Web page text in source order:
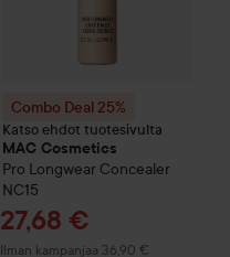
Combo Deal 25%
Katso ehdot tuotesivulta
MAC Cosmetics
Pro Longwear Concealer
NC15
Tarjoushinta
27,68 €
Ilman kampanjaa 36,90 €